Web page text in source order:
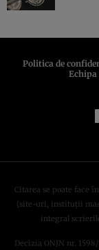
Politica de
Echipa
Citarea se poate face
(site-uri, instituţii
integral
Decizia ONJN nr.